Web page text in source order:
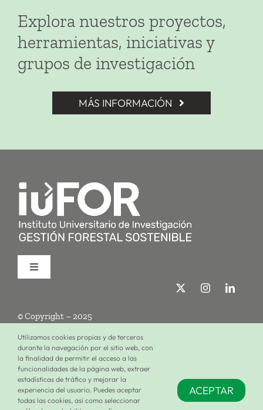
Explora nuestros proyectos,
herramientas, iniciativas y
grupos de investigación
MÁS INFORMACIÓN
Toggle
Investigación
Formación
© Copyright – 2025
Términos de uso Política de privacidad
Configuración de cookies
Utilizamos cookies propias y de terceros
durante la navegación por el sitio web, con
la finalidad de permitir el acceso a las
funcionalidades de la página web, extraer
estadísticas de tráfico y mejorar la
experiencia del usuario. Puedes aceptar
todas las cookies, así como seleccionar
ACEPTAR